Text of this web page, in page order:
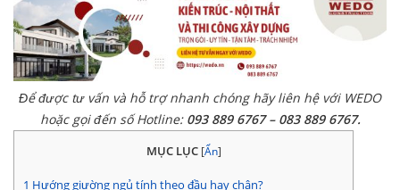
Để được tư vấn và hỗ trợ nhanh chóng hãy liên hệ với WEDO
hoặc gọi đến số Hotline: 093 889 6767 – 083 889 6767.
MỤC LỤC [Ẩn]
1 Hướng giường ngủ tính theo đầu hay chân?